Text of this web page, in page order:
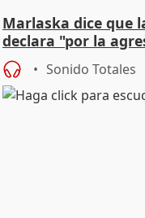
Marlaska dice que
declara "por la
Sonido Totales